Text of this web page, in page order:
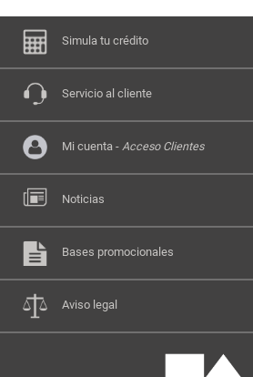
Simula tu crédito
Servicio al cliente
Mi cuenta - Acceso Clientes
Noticias
Bases promocionales
Aviso legal